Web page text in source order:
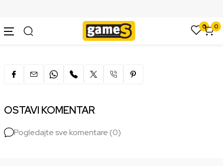
0 0
OSTAVI KOMENTAR
Pogledajte sve komentare (0)